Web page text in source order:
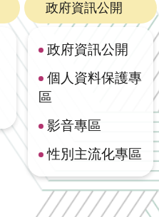
政府資訊公開
政府資訊公開
個人資料保護專
區
影音專區
性別主流化專區